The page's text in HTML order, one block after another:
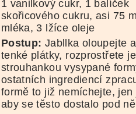
1 vanilkový cukr, 1 balíček
skořicového cukru, asi 75
mléka, 3 lžíce oleje
Postup: Jabllka oloupejte
tenké plátky, rozprostřete
strouhankou vysypané
ostatních ingrediencí
formě to již nemíchejte,
aby se těsto dostalo pod